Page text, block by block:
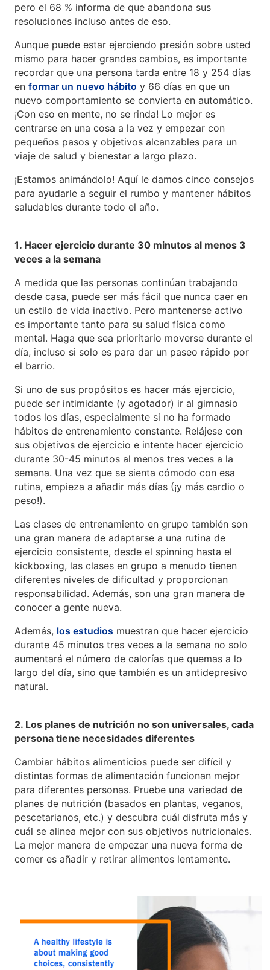
pero el 68 % informa de que abandona sus
resoluciones incluso antes de eso.
Aunque puede estar ejerciendo presión sobre usted
mismo para hacer grandes cambios, es importante
recordar que una persona tarda entre 18 y 254 días
en formar un nuevo hábito y 66 días en que un
nuevo comportamiento se convierta en automático.
¡Con eso en mente, no se rinda! Lo mejor es
centrarse en una cosa a la vez y empezar con
pequeños pasos y objetivos alcanzables para un
viaje de salud y bienestar a largo plazo.
¡Estamos animándolo! Aquí le damos cinco consejos
para ayudarle a seguir el rumbo y mantener hábitos
saludables durante todo el año.
1. Hacer ejercicio durante 30 minutos al menos 3
veces a la semana
A medida que las personas continúan trabajando
desde casa, puede ser más fácil que nunca caer en
un estilo de vida inactivo. Pero mantenerse activo
es importante tanto para su salud física como
mental. Haga que sea prioritario moverse durante el
día, incluso si solo es para dar un paseo rápido por
el barrio.
Si uno de sus propósitos es hacer más ejercicio,
puede ser intimidante (y agotador) ir al gimnasio
todos los días, especialmente si no ha formado
hábitos de entrenamiento constante. Relájese con
sus objetivos de ejercicio e intente hacer ejercicio
durante 30-45 minutos al menos tres veces a la
semana. Una vez que se sienta cómodo con esa
rutina, empieza a añadir más días (¡y más cardio o
peso!).
Las clases de entrenamiento en grupo también son
una gran manera de adaptarse a una rutina de
ejercicio consistente, desde el spinning hasta el
kickboxing, las clases en grupo a menudo tienen
diferentes niveles de dificultad y proporcionan
responsabilidad. Además, son una gran manera de
conocer a gente nueva.
Además, los estudios muestran que hacer ejercicio
durante 45 minutos tres veces a la semana no solo
aumentará el número de calorías que quemas a lo
largo del día, sino que también es un antidepresivo
natural.
2. Los planes de nutrición no son universales, cada
persona tiene necesidades diferentes
Cambiar hábitos alimenticios puede ser difícil y
distintas formas de alimentación funcionan mejor
para diferentes personas. Pruebe una variedad de
planes de nutrición (basados en plantas, veganos,
pescetarianos, etc.) y descubra cuál disfruta más y
cuál se alinea mejor con sus objetivos nutricionales.
La mejor manera de empezar una nueva forma de
comer es añadir y retirar alimentos lentamente.